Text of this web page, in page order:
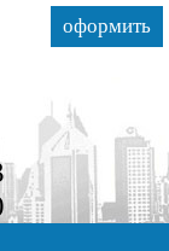
оформить